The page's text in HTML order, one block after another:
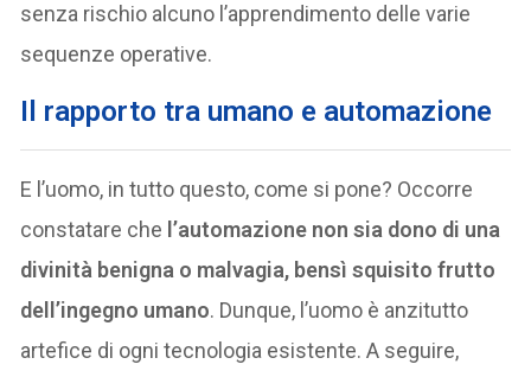
senza rischio alcuno l’apprendimento delle varie
sequenze operative.
Il rapporto tra umano e automazione
E l’uomo, in tutto questo, come si pone? Occorre
constatare che l’automazione non sia dono di una
divinità benigna o malvagia, bensì squisito frutto
dell’ingegno umano. Dunque, l’uomo è anzitutto
artefice di ogni tecnologia esistente. A seguire,